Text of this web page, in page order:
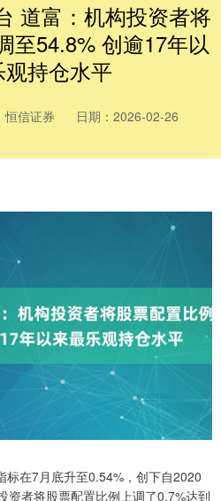
道富：机构投资者将
至54.8% 创逾17年以
持仓水平
恒信证券
日期：2026-02-26
在7月底升至0.54%，创下自2020
资者将股票配置比例上调了0.7%达到